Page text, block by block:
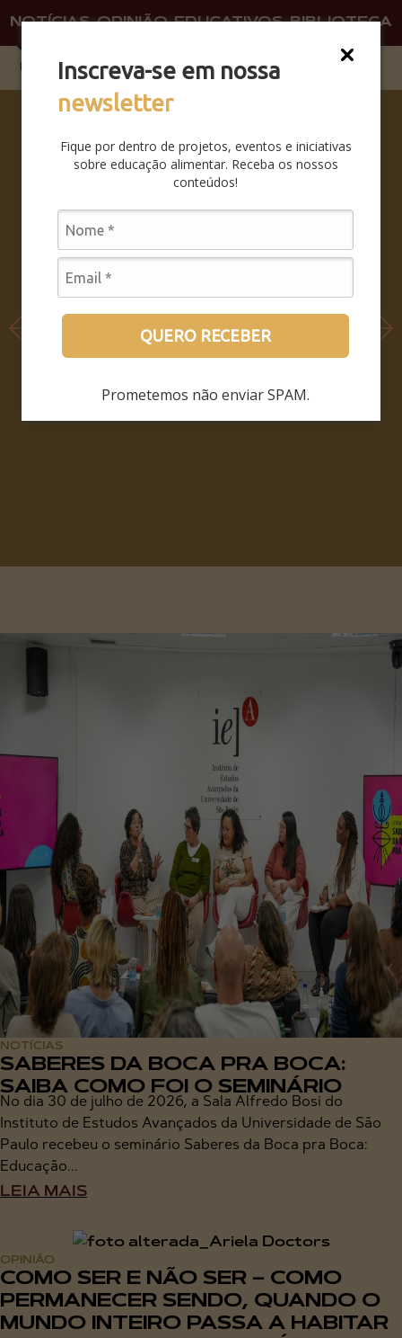
Inscreva-se em nossa
newsletter
Fique por dentro de projetos, eventos e iniciativas
sobre educação alimentar. Receba os nossos
conteúdos!
QUERO RECEBER
Prometemos não enviar SPAM.
NOTÍCIAS OPINIÃO EDUCATIVOS BIBLIOTECA
SABERES
DA BOCA
PRA
SAIBA
COMO
FOI O
SEMINÁRI
LEIA MAIS
NOTÍCIAS
SABERES DA BOCA PRA BOCA:
SAIBA COMO FOI O SEMINÁRIO
No dia 30 de julho de 2026, a Sala Alfredo Bosi do
Instituto de Estudos Avançados da Universidade de São
Paulo recebeu o seminário Saberes da Boca pra Boca:
Educação...
LEIA MAIS
OPINIÃO
COMO SER E NÃO SER – COMO
PERMANECER SENDO, QUANDO O
MUNDO INTEIRO PASSA A HABITAR